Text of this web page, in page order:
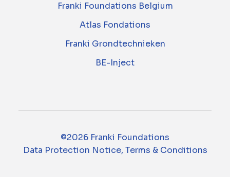
Franki Foundations Belgium
Atlas Fondations
Franki Grondtechnieken
BE-Inject
©2026 Franki Foundations
Data Protection Notice, Terms & Conditions